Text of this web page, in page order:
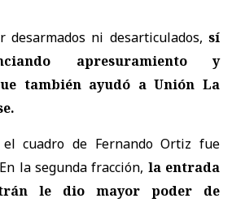
desarmados ni desarticulados, sí
apresuramiento y
también ayudó a Unión La
cuadro de Fernando Ortiz fue
la segunda fracción, la entrada
le dio mayor poder de